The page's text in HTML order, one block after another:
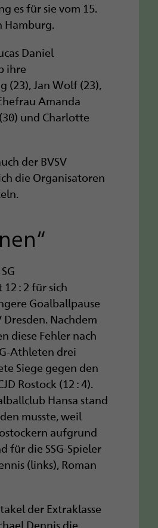
es für sie vom 15.
Hamburg.
Daniel
ihre
(23), Jan Wolf (23),
Amanda
und Charlotte
der BVSV
die Organisatoren
: 2 für sich
Goalballpause
Nachdem
diese Fehler nach
Athleten drei
Siege gegen den
Rostock (12 : 4).
Hansa stand
musste, weil
aufgrund
für die SSG-Spieler
(links), Roman
der Extraklasse
Dennis die